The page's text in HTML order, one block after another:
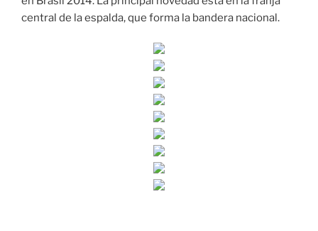
central de la espalda, que forma la bandera nacional.